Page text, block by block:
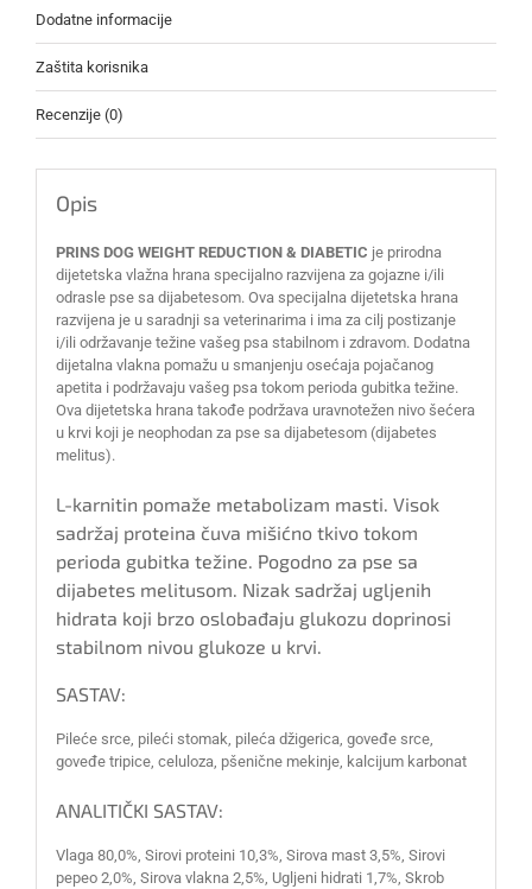
Dodatne informacije
Zaštita korisnika
Recenzije (0)
Opis
PRINS DOG WEIGHT REDUCTION & DIABETIC je prirodna
dijetetska vlažna hrana specijalno razvijena za gojazne i/ili
odrasle pse sa dijabetesom. Ova specijalna dijetetska hrana
razvijena je u saradnji sa veterinarima i ima za cilj postizanje
i/ili održavanje težine vašeg psa stabilnom i zdravom. Dodatna
dijetalna vlakna pomažu u smanjenju osećaja pojačanog
apetita i podržavaju vašeg psa tokom perioda gubitka težine.
Ova dijetetska hrana takođe podržava uravnotežen nivo šećera
u krvi koji je neophodan za pse sa dijabetesom (dijabetes
melitus).
L-karnitin pomaže metabolizam masti. Visok
sadržaj proteina čuva mišićno tkivo tokom
perioda gubitka težine. Pogodno za pse sa
dijabetes melitusom. Nizak sadržaj ugljenih
hidrata koji brzo oslobađaju glukozu doprinosi
stabilnom nivou glukoze u krvi.
SASTAV:
Pileće srce, pileći stomak, pileća džigerica, goveđe srce,
goveđe tripice, celuloza, pšenične mekinje, kalcijum karbonat
ANALITIČKI SASTAV:
Vlaga 80,0%, Sirovi proteini 10,3%, Sirova mast 3,5%, Sirovi
pepeo 2,0%, Sirova vlakna 2,5%, Ugljeni hidrati 1,7%, Skrob